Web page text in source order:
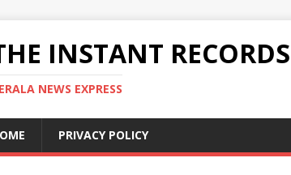
INSTANT RECORDS
NEWS EXPRESS
PRIVACY POLICY